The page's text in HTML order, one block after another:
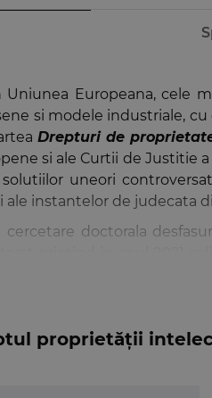
Europeana, cele
si modele industriale,
Drepturi de
si ale Curtii de Justitie
uneori
ale instantelor de judecata
doctorala
primind in anul 2021
proprietății